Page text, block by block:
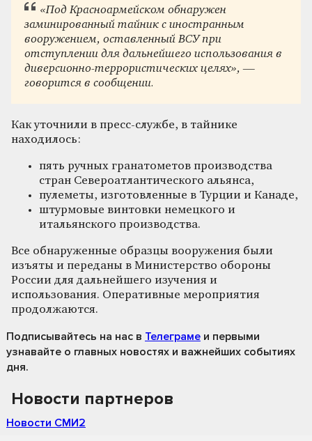
«Под Красноармейском обнаружен
заминированный тайник с иностранным
вооружением, оставленный ВСУ при
отступлении для дальнейшего использования в
диверсионно-террористических целях», —
говорится в сообщении.
Как уточнили в пресс-службе, в тайнике
находилось:
пять ручных гранатометов производства
стран Североатлантического альянса,
пулеметы, изготовленные в Турции и Канаде,
штурмовые винтовки немецкого и
итальянского производства.
Все обнаруженные образцы вооружения были
изъяты и переданы в Министерство обороны
России для дальнейшего изучения и
использования. Оперативные мероприятия
продолжаются.
Подписывайтесь на нас в Телеграме и первыми
узнавайте о главных новостях и важнейших событиях
дня.
Новости партнеров
Новости СМИ2